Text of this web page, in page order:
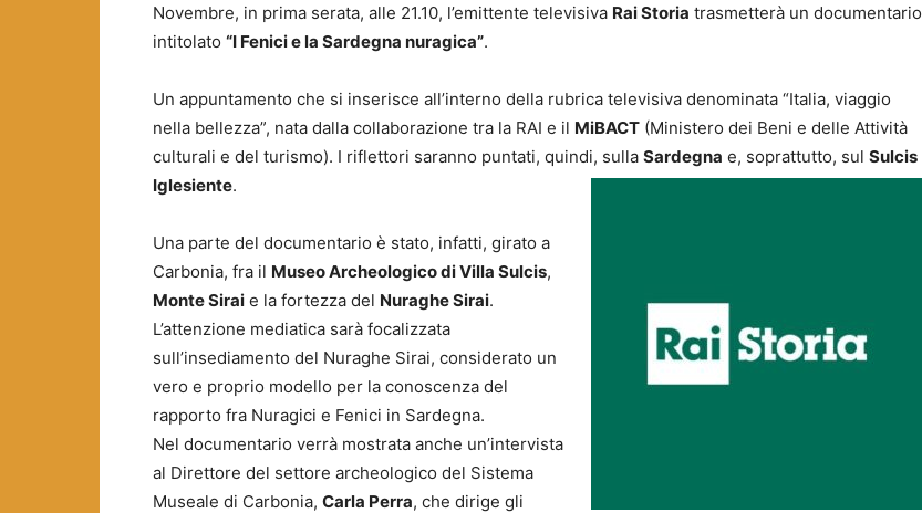
Novembre, in prima serata, alle 21.10, l’emittente televisiva Rai Storia trasmetterà un documentario
intitolato “I Fenici e la Sardegna nuragica”.
Un appuntamento che si inserisce all’interno della rubrica televisiva denominata “Italia, viaggio
nella bellezza”, nata dalla collaborazione tra la RAI e il MiBACT (Ministero dei Beni e delle Attività
culturali e del turismo). I riflettori saranno puntati, quindi, sulla Sardegna e, soprattutto, sul Sulcis
Iglesiente.
Una parte del documentario è stato, infatti, girato a
Carbonia, fra il Museo Archeologico di Villa Sulcis,
Monte Sirai e la fortezza del Nuraghe Sirai.
L’attenzione mediatica sarà focalizzata
sull’insediamento del Nuraghe Sirai, considerato un
vero e proprio modello per la conoscenza del
rapporto fra Nuragici e Fenici in Sardegna.
Nel documentario verrà mostrata anche un’intervista
al Direttore del settore archeologico del Sistema
Museale di Carbonia, Carla Perra, che dirige gli